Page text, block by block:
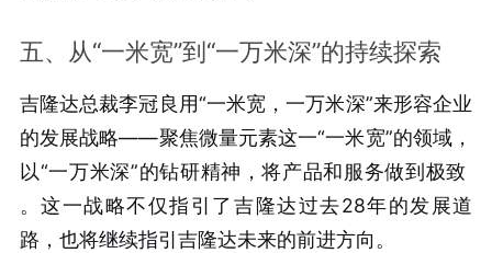
五、从“一米宽”到“一万米深”的持续探索
吉隆达总裁李冠良用“一米宽，一万米深”来形容企业
的发展战略——聚焦微量元素这一“一米宽”的领域，
以“一万米深”的钻研精神，将产品和服务做到极致
。这一战略不仅指引了吉隆达过去28年的发展道
路，也将继续指引吉隆达未来的前进方向。